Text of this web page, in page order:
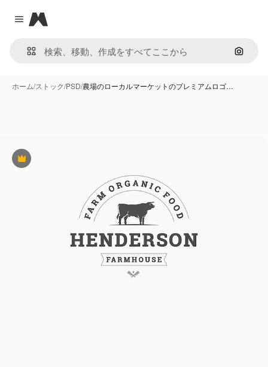
Close menu
Magnific
画像で
ホーム/ストック/PSD/農場のローカルマーケットのプレミアムロゴ…
Premium